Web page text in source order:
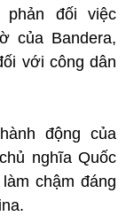
đối việc
của Bandera,
với công dân
động của
nghĩa Quốc
chậm đáng